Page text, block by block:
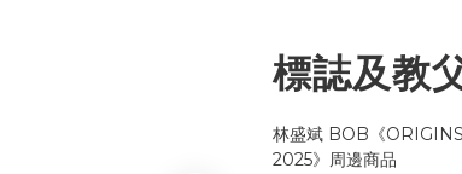
標誌及教
林盛斌 BOB《
2025》周邊商品